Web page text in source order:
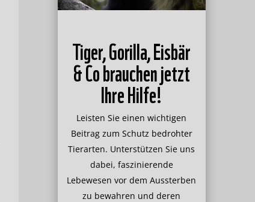
Tiger, Gorilla, Eisbär
& Co brauchen jetzt
Ihre Hilfe!
Leisten Sie einen wichtigen
Beitrag zum Schutz bedrohter
Tierarten. Unterstützen Sie uns
dabei, faszinierende
Lebewesen vor dem Aussterben
zu bewahren und deren